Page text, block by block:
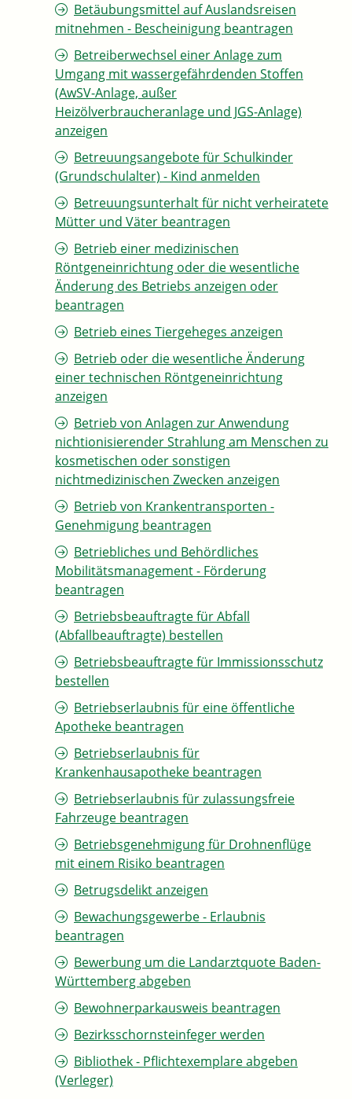
Betäubungsmittel auf Auslandsreisen
mitnehmen - Bescheinigung beantragen
Betreiberwechsel einer Anlage zum
Umgang mit wassergefährdenden Stoffen
(AwSV-Anlage, außer
Heizölverbraucheranlage und JGS-Anlage)
anzeigen
Betreuungsangebote für Schulkinder
(Grundschulalter) - Kind anmelden
Betreuungsunterhalt für nicht verheiratete
Mütter und Väter beantragen
Betrieb einer medizinischen
Röntgeneinrichtung oder die wesentliche
Änderung des Betriebs anzeigen oder
beantragen
Betrieb eines Tiergeheges anzeigen
Betrieb oder die wesentliche Änderung
einer technischen Röntgeneinrichtung
anzeigen
Betrieb von Anlagen zur Anwendung
nichtionisierender Strahlung am Menschen zu
kosmetischen oder sonstigen
nichtmedizinischen Zwecken anzeigen
Betrieb von Krankentransporten -
Genehmigung beantragen
Betriebliches und Behördliches
Mobilitätsmanagement - Förderung
beantragen
Betriebsbeauftragte für Abfall
(Abfallbeauftragte) bestellen
Betriebsbeauftragte für Immissionsschutz
bestellen
Betriebserlaubnis für eine öffentliche
Apotheke beantragen
Betriebserlaubnis für
Krankenhausapotheke beantragen
Betriebserlaubnis für zulassungsfreie
Fahrzeuge beantragen
Betriebsgenehmigung für Drohnenflüge
mit einem Risiko beantragen
Betrugsdelikt anzeigen
Bewachungsgewerbe - Erlaubnis
beantragen
Bewerbung um die Landarztquote Baden-
Württemberg abgeben
Bewohnerparkausweis beantragen
Bezirksschornsteinfeger werden
Bibliothek - Pflichtexemplare abgeben
(Verleger)